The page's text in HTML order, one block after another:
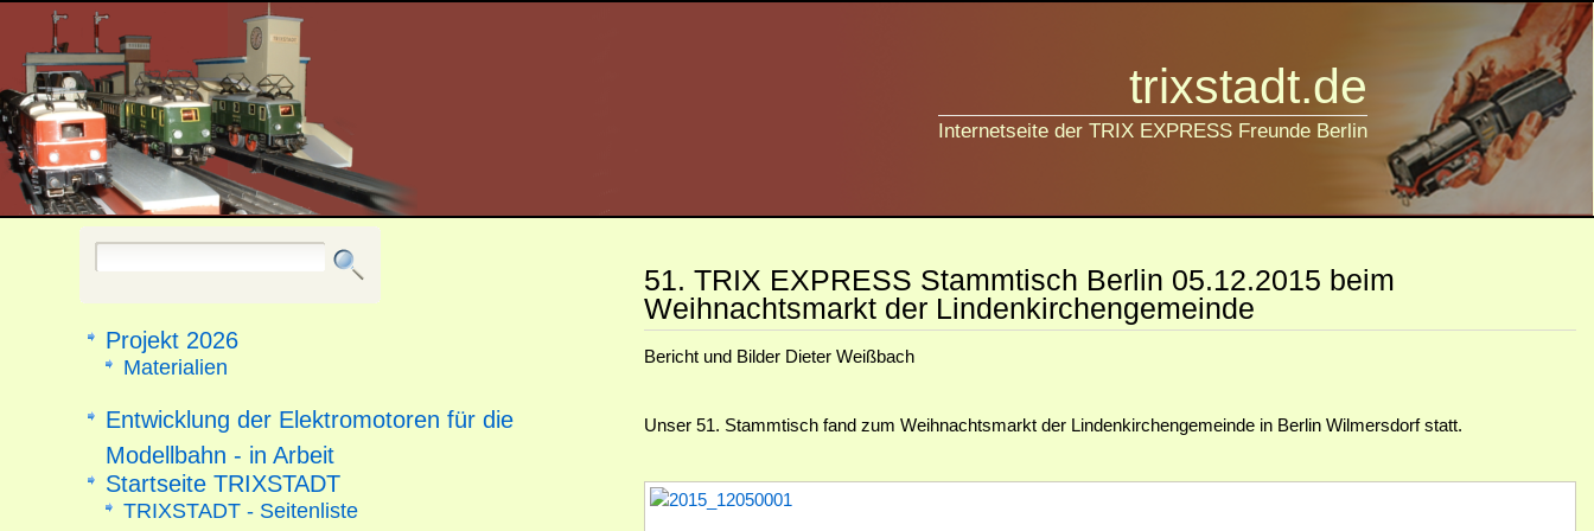
trixstadt.de
Internetseite der TRIX EXPRESS Freunde Berlin
51. TRIX EXPRESS Stammtisch Berlin 05.12.2015 beim
Weihnachtsmarkt der Lindenkirchengemeinde
Bericht und Bilder Dieter Weißbach
Unser 51. Stammtisch fand zum Weihnachtsmarkt der Lindenkirchengemeinde in Berlin Wilmersdorf statt.
Projekt 2026
Materialien
Entwicklung der Elektromotoren für die
Modellbahn - in Arbeit
Startseite TRIXSTADT
TRIXSTADT - Seitenliste